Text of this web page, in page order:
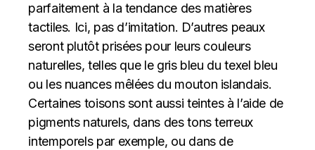
parfaitement à la tendance des matières
tactiles. Ici, pas d’imitation. D’autres peaux
seront plutôt prisées pour leurs couleurs
naturelles, telles que le gris bleu du texel bleu
ou les nuances mêlées du mouton islandais.
Certaines toisons sont aussi teintes à l’aide de
pigments naturels, dans des tons terreux
intemporels par exemple, ou dans de